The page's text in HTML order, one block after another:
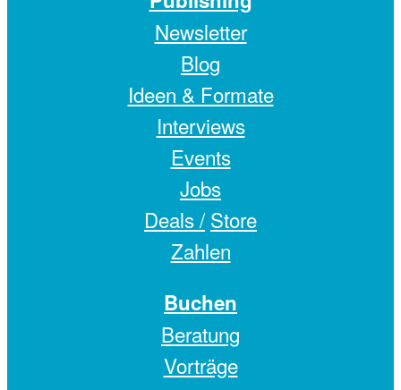
Newsletter
Blog
Ideen & Formate
Interviews
Events
Jobs
Deals / Store
Zahlen
Buchen
Beratung
Vorträge